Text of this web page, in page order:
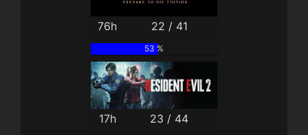
76h 22 / 41
53 %
17h 23 / 44